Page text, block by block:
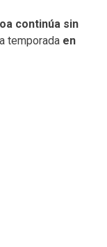
continúa sin
temporada en